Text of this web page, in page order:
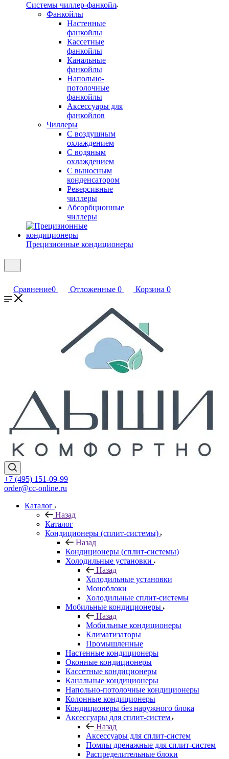
Системы чиллер-фанкойл
Фанкойлы
Настенные
фанкойлы
Кассетные
фанкойлы
Канальные
фанкойлы
Напольно-
потолочные
фанкойлы
Аксессуары для
фанкойлов
Чиллеры
С воздушным
охлаждением
С водяным
охлаждением
С выносным
конденсатором
Реверсивные
чиллеры
Абсорбционные
чиллеры
Прецизионные кондиционеры
Сравнение0 Отложенные 0 Корзина 0
+7 (495) 151-09-99
order@cc-online.ru
Каталог
Назад
Каталог
Кондиционеры (сплит-системы)
Назад
Кондиционеры (сплит-системы)
Холодильные установки
Назад
Холодильные установки
Моноблоки
Холодильные сплит-системы
Мобильные кондиционеры
Назад
Мобильные кондиционеры
Климатизаторы
Промышленные
Настенные кондиционеры
Оконные кондиционеры
Кассетные кондиционеры
Канальные кондиционеры
Напольно-потолочные кондиционеры
Колонные кондиционеры
Кондиционеры без наружного блока
Аксессуары для сплит-систем
Назад
Аксессуары для сплит-систем
Помпы дренажные для сплит-систем
Распределительные блоки